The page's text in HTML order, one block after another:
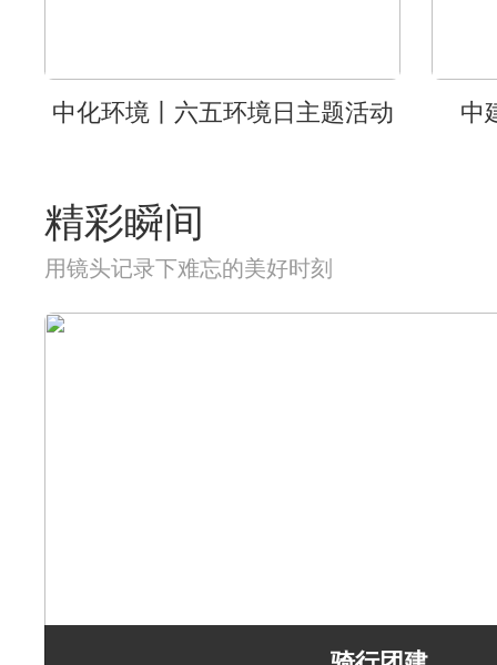
中化环境丨六五环境日主题活动 中
精彩瞬间
用镜头记录下难忘的美好时刻